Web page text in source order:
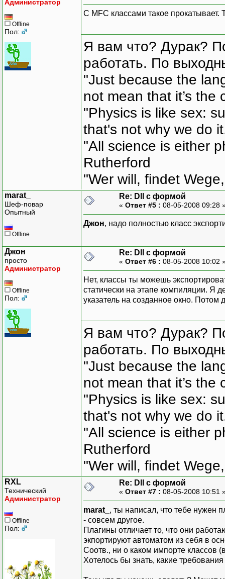
Администратор
Offline
Пол:
С MFC классами такое прокатывает.
Я вам что? Дурак?
работать. По
"Just because the
not mean that it’s the
"Physics is like sex:
that's not why we do
"All science is either
Rutherford
"Wer will, findet
marat_
Шеф-повар
Опытный
Offline
Re: Dll с формой
« Ответ #5 : 08-05-2008 09:28
Джон, надо полностью класс
Джон
просто
Администратор
Offline
Пол:
Re: Dll с формой
« Ответ #6 : 08-05-2008 10:02
Нет, классы ты можешь
статически на этапе компиляции. Я
указатель на созданное окно. Потом
Я вам что? Дурак?
работать. По
"Just because the
not mean that it’s the
"Physics is like sex:
that's not why we do
"All science is either
Rutherford
"Wer will, findet
RXL
Технический
Администратор
Offline
Пол:
Re: Dll с формой
« Ответ #7 : 08-05-2008 10:51
marat_ , ты написал, что тебе нужен
- совсем другое.
Плагины отличает то, что они
экпортируют автоматом из себя в
Соотв., ни о каком импорте классов
Хотелось бы знать, какие